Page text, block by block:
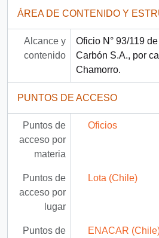
ÁREA DE CONTENIDO Y
Alcance y
contenido
Oficio N° 93/119
Carbón S.A., por
Chamorro.
PUNTOS DE ACCESO
Puntos de
acceso por
materia
Oficios
Puntos de
acceso por
lugar
Lota (Chile)
Puntos de
ENACAR